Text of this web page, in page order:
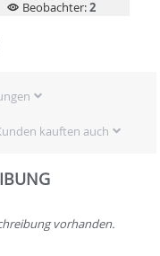
Beobachter:2
kauften auch
vorhanden.